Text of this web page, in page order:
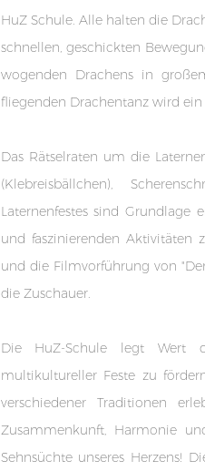
HuZ Schule. Alle halten die
schnellen, geschickten
wogenden Drachens in
fliegenden Drachentanz wird ein
Das Rätselraten um die
(Klebreisbällchen),
Laternenfestes sind Grundlage
und faszinierenden Aktivitäten
und die Filmvorführung von
die Zuschauer.
Die HuZ-Schule legt Wert
multikultureller Feste zu
verschiedener Traditionen
Zusammenkunft, Harmonie
Sehnsüchte unseres Herzens!